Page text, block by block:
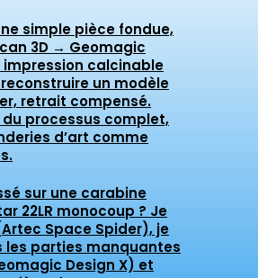
simple pièce fondue,
3D → Geomagic
impression calcinable
un modèle
retrait compensé.
du processus complet,
d’art comme
sur une carabine
22LR monocoup ? Je
Space Spider), je
les parties manquantes
Design X) et